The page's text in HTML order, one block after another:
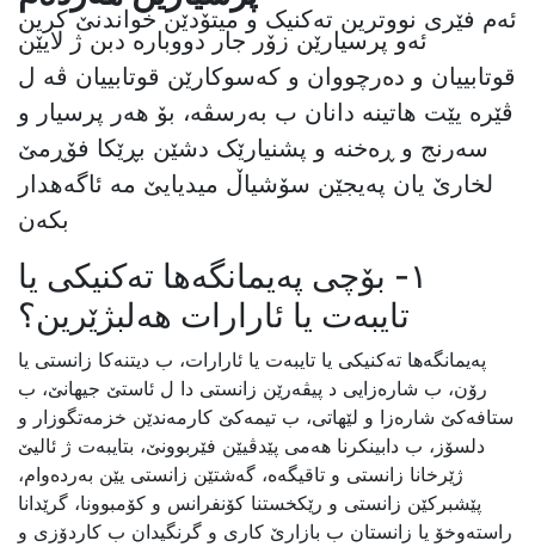
ئەم فێری نووترین تەکنیک و میتۆدێن خواندنێ کرین
ئەو پرسیارێن زۆر جار دووبارە دبن ژ لایێن
قوتابییان و دەرچووان و کەسوکارێن قوتابییان ڤە ل
ڤێرە یێت هاتینە دانان ب بەرسڤە، بۆ هەر پرسیار و
سەرنج و ڕەخنە و پشنیارێک دشێن بڕێکا فۆڕمێ
لخارێ یان پەیجێن سۆشیاڵ میدیایێ مە ئاگەهدار
بکەن
١- بۆچی پەیمانگەها تەکنیکی یا
تایبەت یا ئارارات هەلبژێرین؟
پەیمانگەها تەکنیکی یا تایبەت یا ئارارات، ب دیتنەکا زانستی یا
رۆن، ب شارەزایی د پیڤەرێن زانستی دا ل ئاستێ جیهانێ، ب
ستافەکێ شارەزا و لێهاتی، ب تیمەکێ کارمەندێن خزمەتگوزار و
دلسۆز، ب دابینکرنا هەمی پێدڤیێن فێربوونێ، بتایبەت ژ ئالیێ
ژێرخانا زانستی و تاقیگەه، گەشتێن زانستی یێن بەردەوام،
پێشبرکێن زانستی و رێکخستنا کۆنفرانس و کۆمبوونا، گرێدانا
راستەوخۆ یا زانستان ب بازارێ کاری و گرنگیدان ب کاردۆزی و